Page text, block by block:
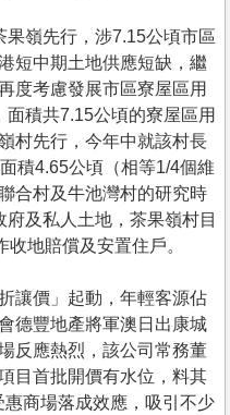
果嶺先行，涉7.15公頃市區
短中期土地供應短缺，繼
度考慮發展市區寮屋區用
積共7.15公頃的寮屋區用
村先行，今年中就該村長
積4.65公頃（相等1/4個維
合村及牛池灣村的研究時
及私人土地，茶果嶺村目
地賠償及安置住戶。
讓價」起動，年輕客源佔
德豐地產將軍澳日出康城
反應熱烈，該公司常務董
目首批開價有水位，料其
商場落成效應，吸引不少